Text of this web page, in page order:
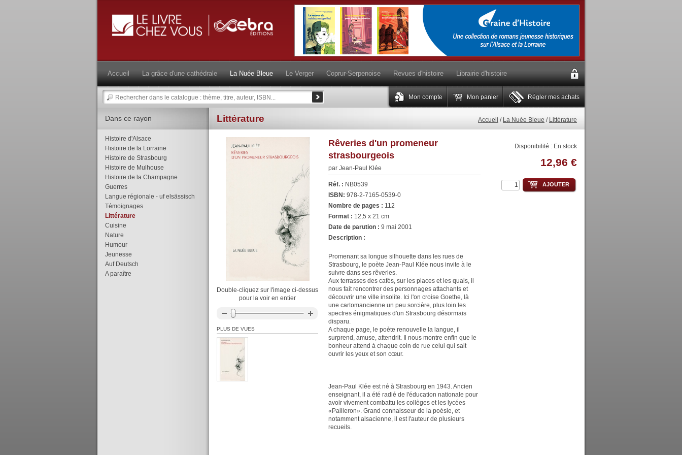
Accueil La grâce d'une cathédrale La Nuée Bleue Le Verger Coprur-Serpenoise Revues d'histoire Librairie d'histoire
Mon compte Mon panier Régler mes achats
Accueil / La Nuée Bleue / Littérature
Littérature
Disponibilité : En stock
12,96 €
AJOUTER
Rêveries d'un promeneur
strasbourgeois
par Jean-Paul Klée
Réf. : NB0539
ISBN: 978-2-7165-0539-0
Nombre de pages : 112
Format : 12,5 x 21 cm
Date de parution : 9 mai 2001
Description :
Promenant sa longue silhouette dans les rues de
Strasbourg, le poète Jean-Paul Klée nous invite à le
suivre dans ses rêveries.
Aux terrasses des cafés, sur les places et les quais, il
nous fait rencontrer des personnages attachants et
découvrir une ville insolite. Ici l'on croise Goethe, là
une cartomancienne un peu sorcière, plus loin les
spectres énigmatiques d'un Strasbourg désormais
disparu.
A chaque page, le poète renouvelle la langue, il
surprend, amuse, attendrit. Il nous montre enfin que le
bonheur attend à chaque coin de rue celui qui sait
ouvrir les yeux et son cœur.
Jean-Paul Klée est né à Strasbourg en 1943. Ancien
enseignant, il a été radié de l'éducation nationale pour
avoir vivement combattu les collèges et les lycées
«Pailleron». Grand connaisseur de la poésie, et
notamment alsacienne, il est l'auteur de plusieurs
recueils.
Double-cliquez sur l'image ci-dessus
pour la voir en entier
PLUS DE VUES
Dans ce rayon
Histoire d'Alsace
Histoire de la Lorraine
Histoire de Strasbourg
Histoire de Mulhouse
Histoire de la Champagne
Guerres
Langue régionale - uf elsässisch
Témoignages
Littérature
Cuisine
Nature
Humour
Jeunesse
Auf Deutsch
A paraître